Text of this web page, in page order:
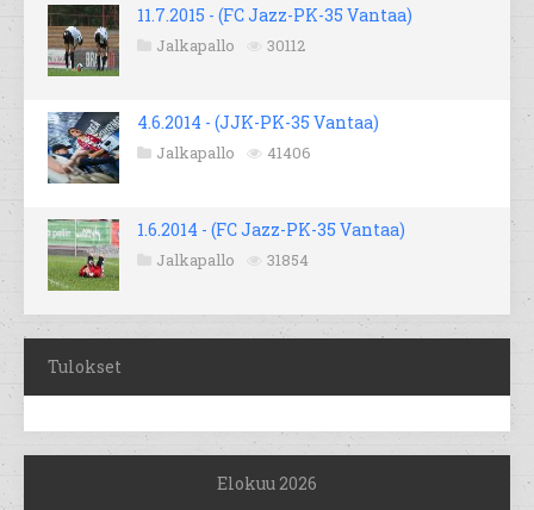
11.7.2015 - (FC Jazz-PK-35 Vantaa)
Jalkapallo 30112
4.6.2014 - (JJK-PK-35 Vantaa)
Jalkapallo 41406
1.6.2014 - (FC Jazz-PK-35 Vantaa)
Jalkapallo 31854
Tulokset
Elokuu 2026